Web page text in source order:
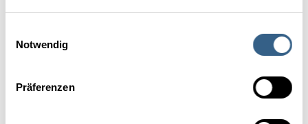
Notwendig
Präferenzen
Praxiserfahrungen in Betrieben im In- und Ausland, wie